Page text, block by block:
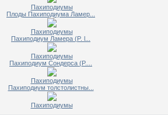
Пахиподиумы
Плоды Пахиподиума Ламер...
Пахиподиумы
Пахиподиум Ламера (P. l...
Пахиподиумы
Пахиподиум Сондерса (P....
Пахиподиумы
Пахиподиум толстолистны...
Пахиподиумы